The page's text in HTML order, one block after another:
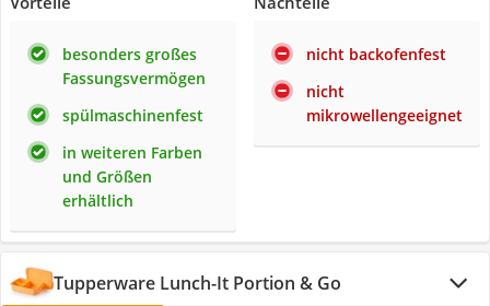
besonders großes
Fassungsvermögen
spülmaschinenfest
in weiteren Farben
und Größen
erhältlich
nicht backofenfest
nicht
mikrowellengeeignet
Tupperware Lunch-It Portion & Go